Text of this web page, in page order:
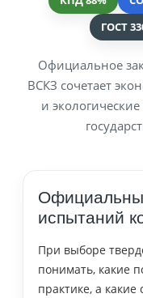
ГОСТ
Официальное
ВСКЗ сочетает
и
испытаний
При выборе
понимать, какие
практике, а какие